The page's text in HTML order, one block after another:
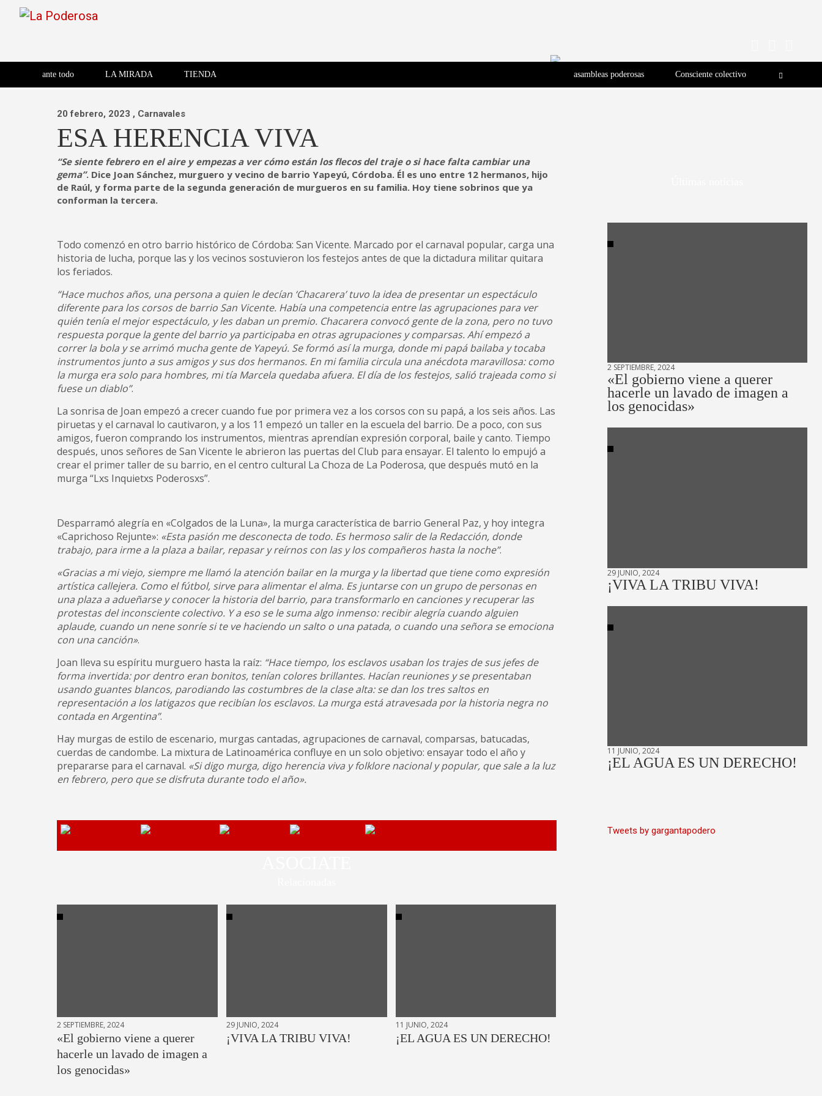
Saltar
La Poderosa
brazo literario del movimiento
La Poderosa
Revista de cultura villera, brazo literario del movimiento La Poderosa.
ante todo LA MIRADA TIENDA asambleas poderosas Consciente colectivo
20 febrero, 2023 , Carnavales
ESA HERENCIA VIVA
“Se siente febrero en el aire y empezas a ver cómo están los flecos del traje o si hace falta cambiar una
gema”. Dice Joan Sánchez, murguero y vecino de barrio Yapeyú, Córdoba. Él es uno entre 12 hermanos, hijo
de Raúl, y forma parte de la segunda generación de murgueros en su familia. Hoy tiene sobrinos que ya
conforman la tercera.
Todo comenzó en otro barrio histórico de Córdoba: San Vicente. Marcado por el carnaval popular, carga una
historia de lucha, porque las y los vecinos sostuvieron los festejos antes de que la dictadura militar quitara
los feriados.
“Hace muchos años, una persona a quien le decían ‘Chacarera’ tuvo la idea de presentar un espectáculo
diferente para los corsos de barrio San Vicente. Había una competencia entre las agrupaciones para ver
quién tenía el mejor espectáculo, y les daban un premio. Chacarera convocó gente de la zona, pero no tuvo
respuesta porque la gente del barrio ya participaba en otras agrupaciones y comparsas. Ahí empezó a
correr la bola y se arrimó mucha gente de Yapeyú. Se formó así la murga, donde mi papá bailaba y tocaba
instrumentos junto a sus amigos y sus dos hermanos. En mi familia circula una anécdota maravillosa: como
la murga era solo para hombres, mi tía Marcela quedaba afuera. El día de los festejos, salió trajeada como si
fuese un diablo”.
La sonrisa de Joan empezó a crecer cuando fue por primera vez a los corsos con su papá, a los seis años. Las
piruetas y el carnaval lo cautivaron, y a los 11 empezó un taller en la escuela del barrio. De a poco, con sus
amigos, fueron comprando los instrumentos, mientras aprendían expresión corporal, baile y canto. Tiempo
después, unos señores de San Vicente le abrieron las puertas del Club para ensayar. El talento lo empujó a
crear el primer taller de su barrio, en el centro cultural La Choza de La Poderosa, que después mutó en la
murga “Lxs Inquietxs Poderosxs”.
Desparramó alegría en «Colgados de la Luna», la murga característica de barrio General Paz, y hoy integra
«Caprichoso Rejunte»: «Esta pasión me desconecta de todo. Es hermoso salir de la Redacción, donde
trabajo, para irme a la plaza a bailar, repasar y reírnos con las y los compañeros hasta la noche”.
«Gracias a mi viejo, siempre me llamó la atención bailar en la murga y la libertad que tiene como expresión
artística callejera. Como el fútbol, sirve para alimentar el alma. Es juntarse con un grupo de personas en
una plaza a adueñarse y conocer la historia del barrio, para transformarlo en canciones y recuperar las
protestas del inconsciente colectivo. Y a eso se le suma algo inmenso: recibir alegría cuando alguien
aplaude, cuando un nene sonríe si te ve haciendo un salto o una patada, o cuando una señora se emociona
con una canción».
Joan lleva su espíritu murguero hasta la raíz: “Hace tiempo, los esclavos usaban los trajes de sus jefes de
forma invertida: por dentro eran bonitos, tenían colores brillantes. Hacían reuniones y se presentaban
usando guantes blancos, parodiando las costumbres de la clase alta: se dan los tres saltos en
representación a los latigazos que recibían los esclavos. La murga está atravesada por la historia negra no
contada en Argentina”.
Hay murgas de estilo de escenario, murgas cantadas, agrupaciones de carnaval, comparsas, batucadas,
cuerdas de candombe. La mixtura de Latinoamérica confluye en un solo objetivo: ensayar todo el año y
prepararse para el carnaval. «Si digo murga, digo herencia viva y folklore nacional y popular, que sale a la luz
en febrero, pero que se disfruta durante todo el año».
2 SEPTIEMBRE, 2024
«El gobierno viene a querer
hacerle un lavado de imagen a
los genocidas»
29 JUNIO, 2024
¡VIVA LA TRIBU VIVA!
11 JUNIO, 2024
¡EL AGUA ES UN DERECHO!
2 SEPTIEMBRE, 2024
«El gobierno viene a querer
hacerle un lavado de imagen a
los genocidas»
29 JUNIO, 2024
¡VIVA LA TRIBU VIVA!
11 JUNIO, 2024
¡EL AGUA ES UN DERECHO!
Tweets by gargantapodero